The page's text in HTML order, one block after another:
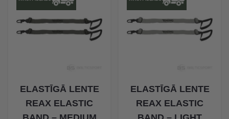
ELASTĪGĀ LENTE
REAX ELASTIC
ELASTĪGĀ LENTE
REAX ELASTIC